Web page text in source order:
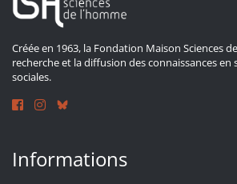
Créée en 1963, la Fondation Maison Sciences
recherche et la diffusion des connaissances en
sociales.
Informations